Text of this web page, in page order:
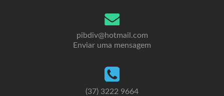
pibdiv@hotmail.com
Enviar uma mensagem
(37) 3222 9664